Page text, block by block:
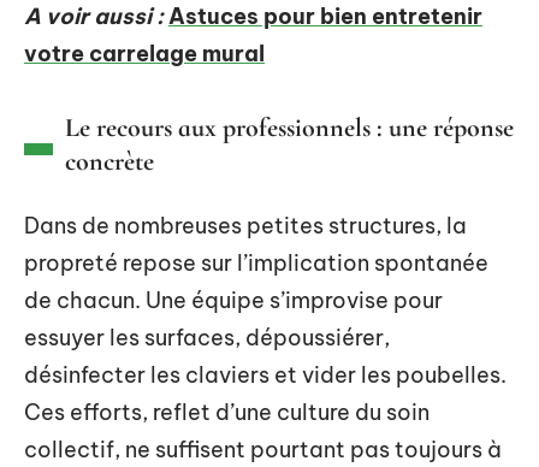
A voir aussi : Astuces pour bien entretenir
votre carrelage mural
Le recours aux professionnels : une réponse
concrète
Dans de nombreuses petites structures, la
propreté repose sur l’implication spontanée
de chacun. Une équipe s’improvise pour
essuyer les surfaces, dépoussiérer,
désinfecter les claviers et vider les poubelles.
Ces efforts, reflet d’une culture du soin
collectif, ne suffisent pourtant pas toujours à